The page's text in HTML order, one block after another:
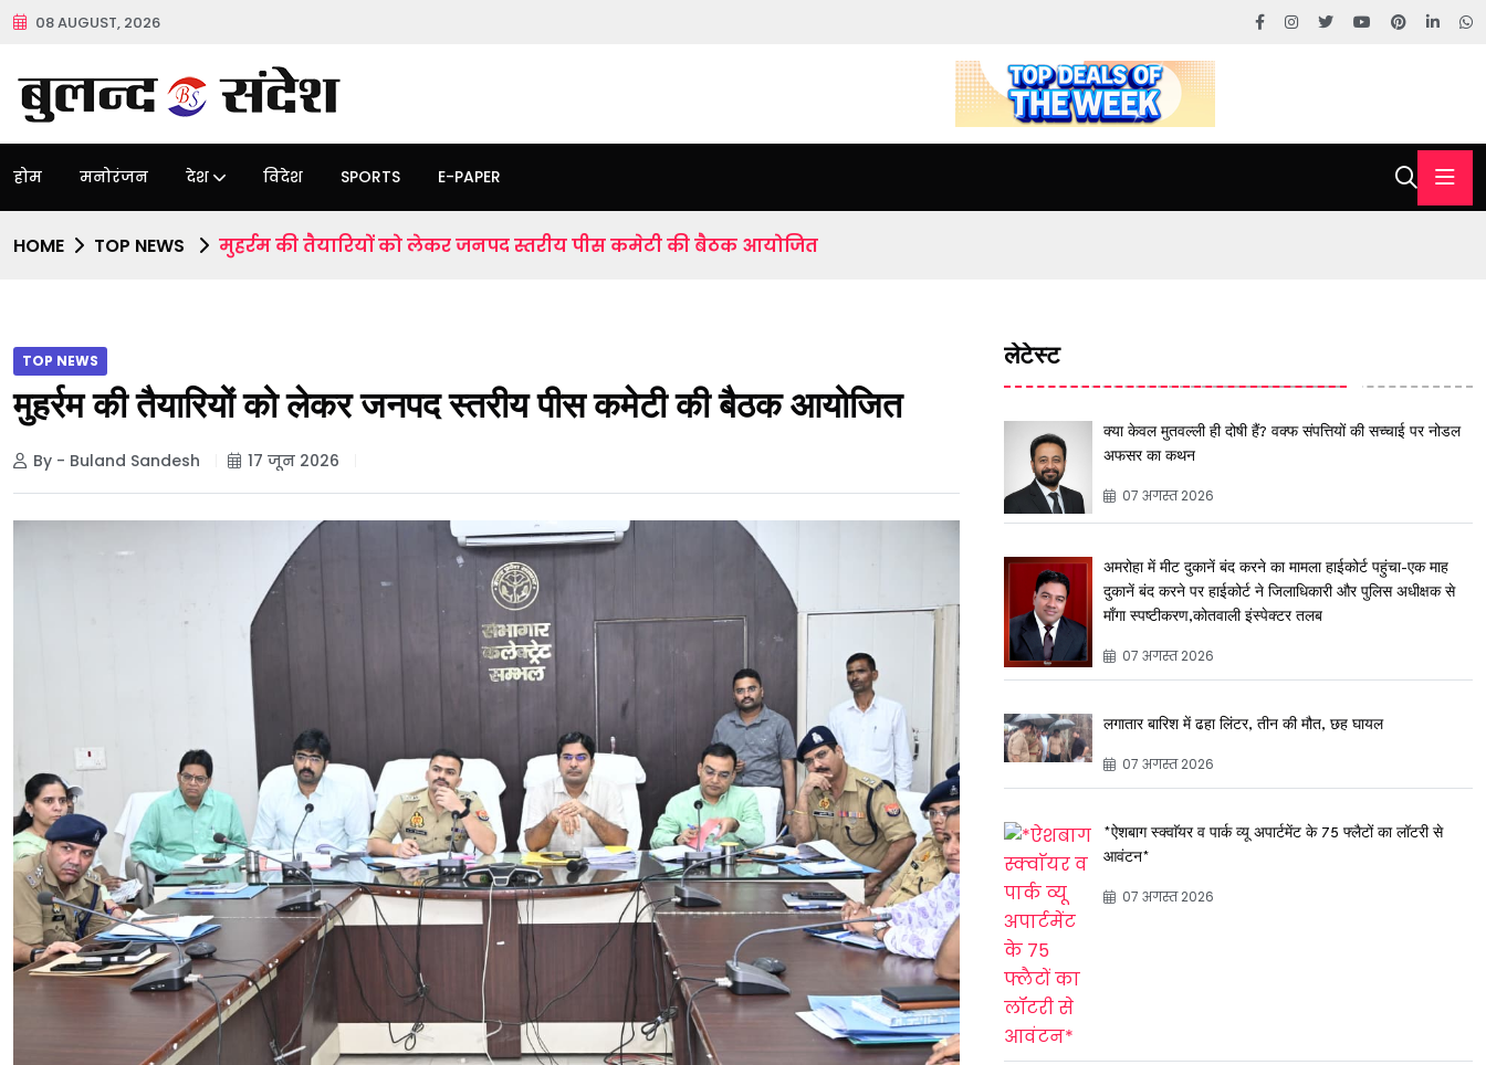
08 AUGUST, 2026
होम मनोरंजन देश विदेश SPORTS E-PAPER
HOME TOP NEWS मुहर्रम की तैयारियों को लेकर जनपद स्तरीय पीस कमेटी की बैठक आयोजित
TOP NEWS
मुहर्रम की तैयारियों को लेकर जनपद स्तरीय पीस कमेटी की बैठक आयोजित
By - Buland Sandesh 17 जून 2026
लेटेस्ट
क्या केवल मुतवल्ली ही दोषी हैं? वक्फ संपत्तियों की सच्चाई पर नोडल
अफसर का कथन
07 अगस्त 2026
अमरोहा में मीट दुकानें बंद करने का मामला हाईकोर्ट पहुंचा-एक माह
दुकानें बंद करने पर हाईकोर्ट ने जिलाधिकारी और पुलिस अधीक्षक से
माँगा स्पष्टीकरण,कोतवाली इंस्पेक्टर तलब
07 अगस्त 2026
लगातार बारिश में ढहा लिंटर, तीन की मौत, छह घायल
07 अगस्त 2026
*ऐशबाग स्क्वाॅयर व पार्क व्यू अपार्टमेंट के 75 फ्लैटों का लॉटरी से
आवंटन*
07 अगस्त 2026